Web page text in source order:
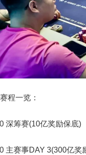
程一览：
深筹赛(10亿奖励保底)
主赛事DAY 3(300亿奖